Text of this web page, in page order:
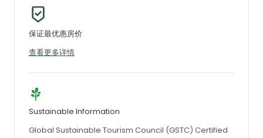
保证最优惠房价
查看更多详情
Sustainable Information
Global Sustainable Tourism Council (GSTC) Certified